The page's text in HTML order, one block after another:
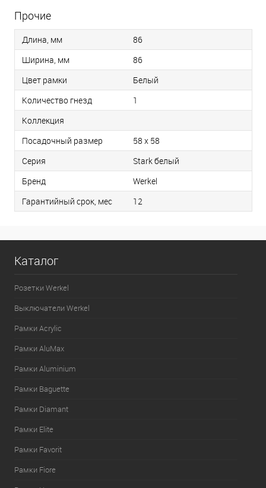
Прочие
Длина, мм
86
Ширина, мм
86
Цвет рамки
Белый
Количество гнезд
1
Коллекция
Посадочный размер
58 х 58
Серия
Stark белый
Бренд
Werkel
Гарантийный срок, мес
12
Каталог
Розетки Werkel
Выключатели Werkel
Рамки Acrylic
Рамки AluMax
Рамки Aluminium
Рамки Baguette
Рамки Diamant
Рамки Elite
Рамки Favorit
Рамки Fiore